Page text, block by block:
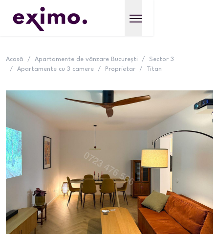
Acasă / Apartamente de vânzare București /
Sector 3
/
Apartamente cu 3 camere / Proprietar / Titan